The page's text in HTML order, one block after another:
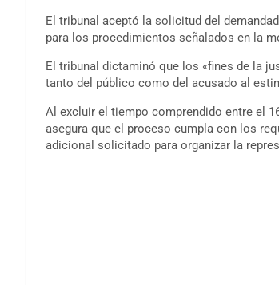
El tribunal aceptó la solicitud del
para los procedimientos señalados en la
El tribunal dictaminó que los «fines de la
tanto del público como del acusado al
Al excluir el tiempo comprendido entre el
asegura que el proceso cumpla con los
adicional solicitado para organizar la